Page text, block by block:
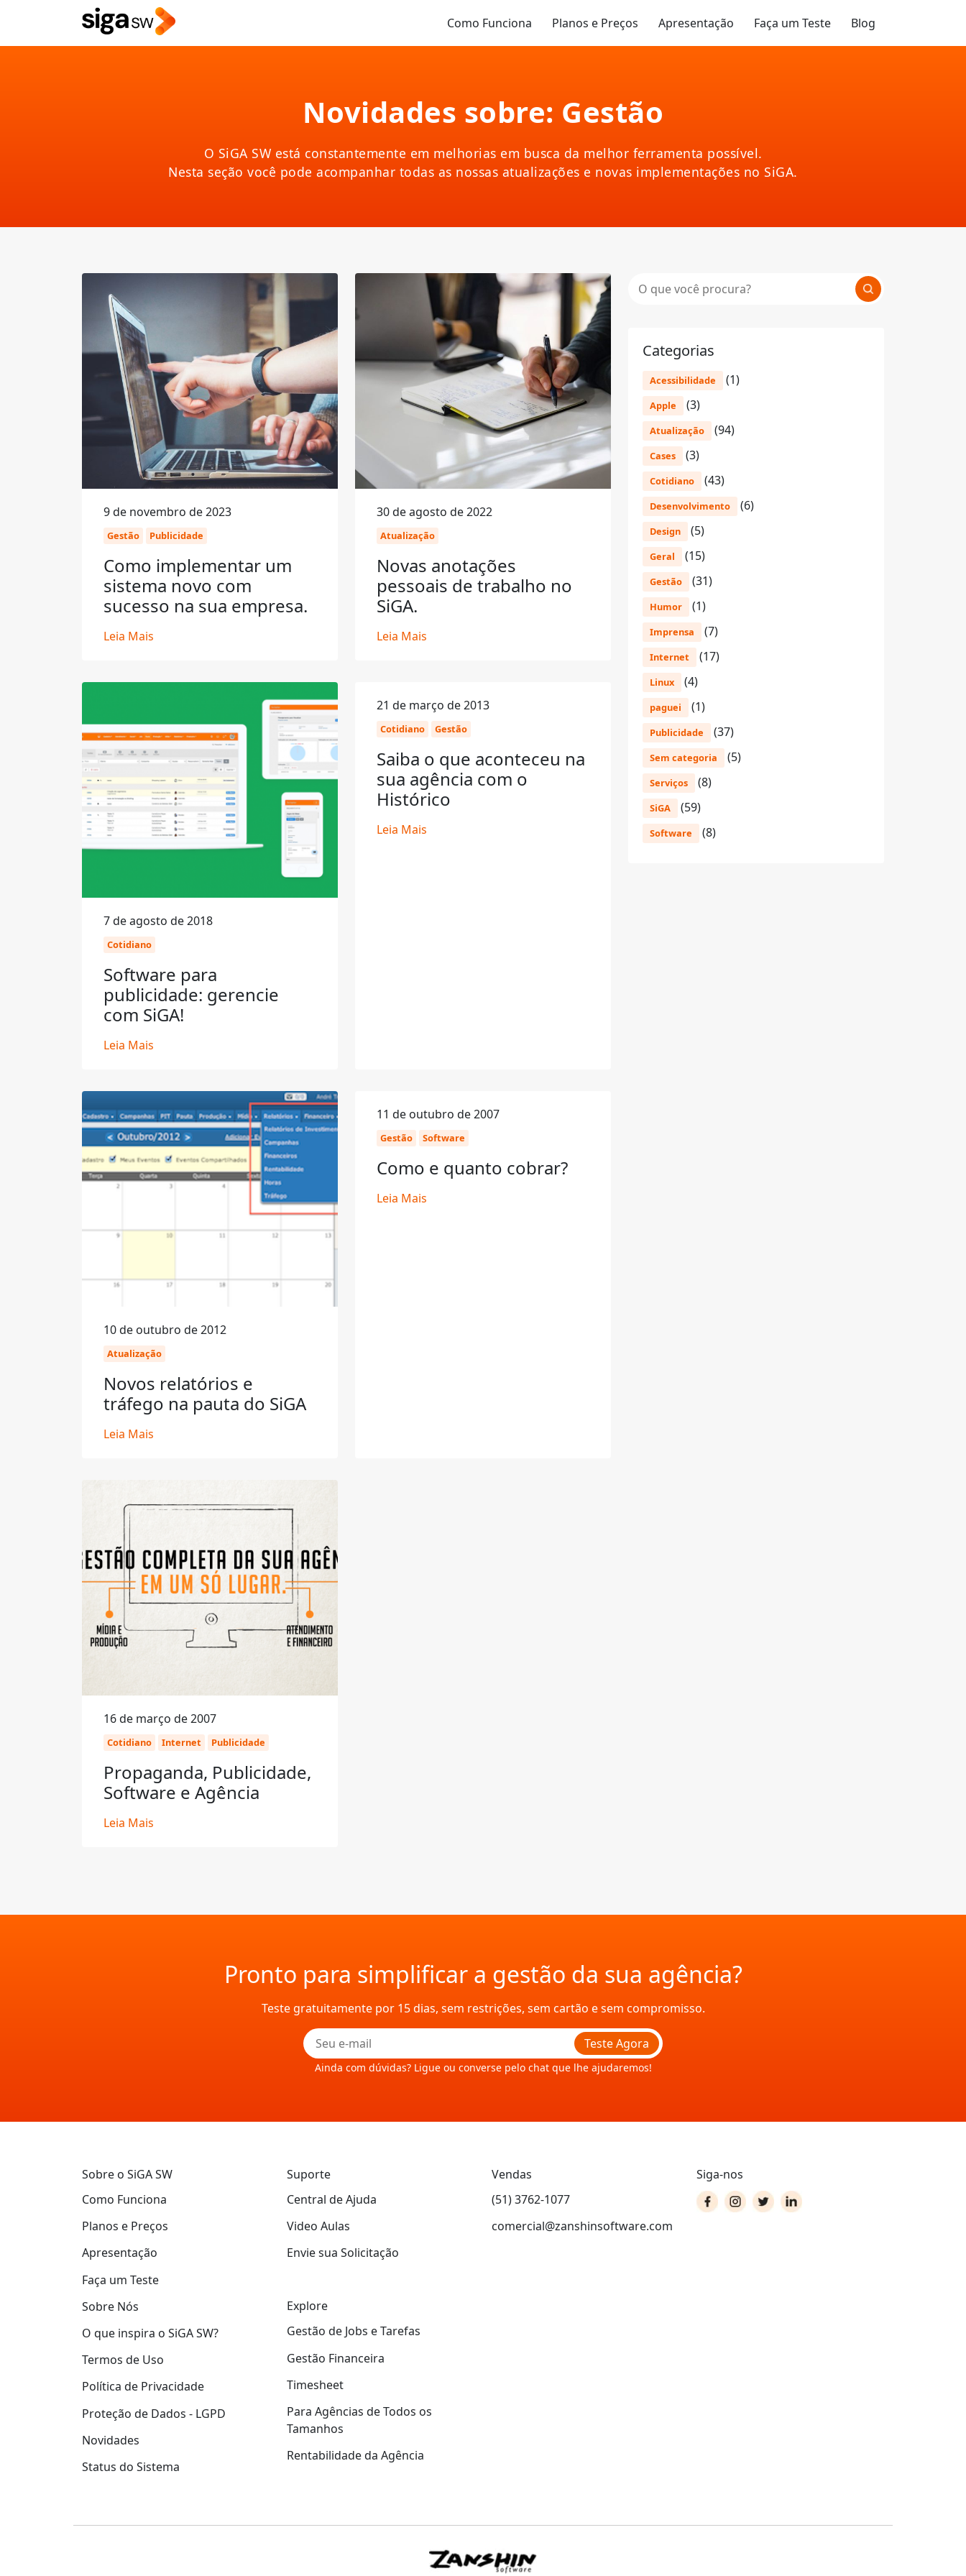
Como Funciona Planos e Preços Apresentação Faça um Teste Blog
Novidades sobre: Gestão
O SiGA SW está constantemente em melhorias em busca da melhor ferramenta possível.
Nesta seção você pode acompanhar todas as nossas atualizações e novas implementações no SiGA.
Categorias
Acessibilidade (1)
Apple (3)
Atualização (94)
Cases (3)
Cotidiano (43)
Desenvolvimento (6)
Design (5)
Geral (15)
Gestão (31)
Humor (1)
Imprensa (7)
Internet (17)
Linux (4)
paguei (1)
Publicidade (37)
Sem categoria (5)
Serviços (8)
SiGA (59)
Software (8)
9 de novembro de 2023
Gestão Publicidade
Como implementar um
sistema novo com
sucesso na sua empresa.
Leia Mais
30 de agosto de 2022
Atualização
Novas anotações
pessoais de trabalho no
SiGA.
Leia Mais
7 de agosto de 2018
Cotidiano
Software para
publicidade: gerencie
com SiGA!
Leia Mais
21 de março de 2013
Cotidiano Gestão
Saiba o que aconteceu na
sua agência com o
Histórico
Leia Mais
10 de outubro de 2012
Atualização
Novos relatórios e
tráfego na pauta do SiGA
Leia Mais
11 de outubro de 2007
Gestão Software
Como e quanto cobrar?
Leia Mais
16 de março de 2007
Cotidiano Internet Publicidade
Propaganda, Publicidade,
Software e Agência
Leia Mais
Pronto para simplificar a gestão da sua agência?
Teste gratuitamente por 15 dias, sem restrições, sem cartão e sem compromisso.
Teste Agora
Ainda com dúvidas? Ligue ou converse pelo chat que lhe ajudaremos!
Sobre o SiGA SW
Como Funciona
Planos e Preços
Apresentação
Faça um Teste
Sobre Nós
O que inspira o SiGA SW?
Termos de Uso
Política de Privacidade
Proteção de Dados - LGPD
Novidades
Status do Sistema
Suporte
Central de Ajuda
Video Aulas
Envie sua Solicitação
Explore
Gestão de Jobs e Tarefas
Gestão Financeira
Timesheet
Para Agências de Todos os
Tamanhos
Rentabilidade da Agência
Vendas
(51) 3762-1077
comercial@zanshinsoftware.com
Siga-nos